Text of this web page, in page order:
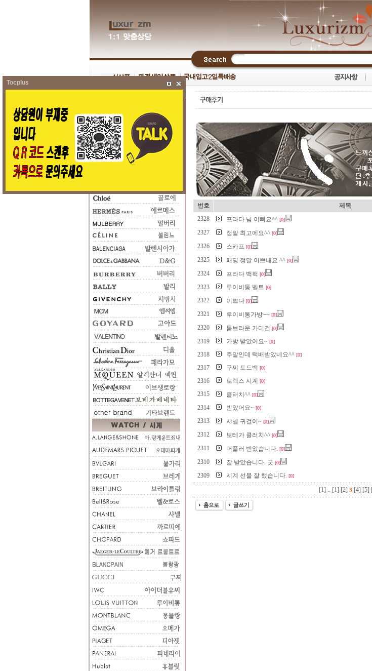
번호 제목
2328
프라다 넘 이뻐요^^ [0]
2327
정말 최고에요^^ [0]
2326
스카프 [0]
2325
패딩 정말 이쁘내요 ^^ [0]
2324
프라다 백팩 [0]
2323
루이비통 벨트 [0]
2322
이쁘다 [0]
2321
루이비통가방~~ [0]
2320
톰브라운 가디건 [0]
2319
가방 받았어요~ [0]
2318
주말인데 택배받았네요^^ [0]
2317
구찌 토드백 [0]
2316
로렉스 시계 [0]
2315
클러치^^ [0]
2314
받았어요~ [0]
2313
샤넬 귀걸이~ [0]
2312
보테가 클러치^^ [0]
2311
머플러 받았습니다. [0]
2310
잘 받았습니다. 굿 [0]
2309
시계 선물 잘 했습니다. [0]
[1] .. [1] [2] 3 [4] [5]
Tocplus